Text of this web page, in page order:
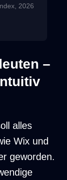
2026
Range real
–
alles
Wix und
geworden.